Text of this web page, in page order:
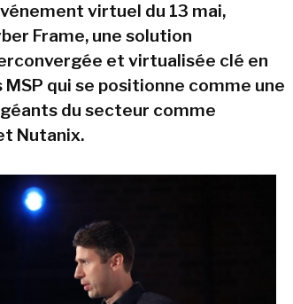
virtuel du 13 mai,
Frame, une solution
et virtualisée clé en
qui se positionne comme une
du secteur comme
Nutanix.